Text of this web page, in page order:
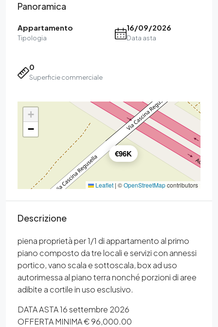
Panoramica
Appartamento
Tipologia
16/09/2026
Data asta
0
Superficie commerciale
€96K
+
−
Leaflet | ©OpenStreetMapcontributors
Descrizione
piena proprietà per 1/1 di appartamento al primo
piano composto da tre locali e servizi con annessi
portico, vano scala e sottoscala, box ad uso
autorimessa al piano terra nonché porzioni di aree
adibite a cortile in uso esclusivo.
DATA ASTA 16 settembre 2026
OFFERTA MINIMA € 96,000.00